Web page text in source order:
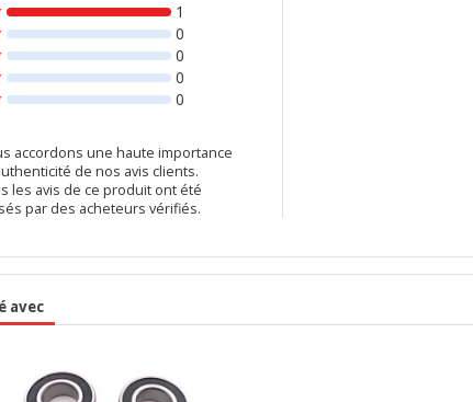
1
0
0
0
0
accordons une haute importance
de nos avis clients.
les avis de ce produit ont été
par des acheteurs vérifiés.
avec